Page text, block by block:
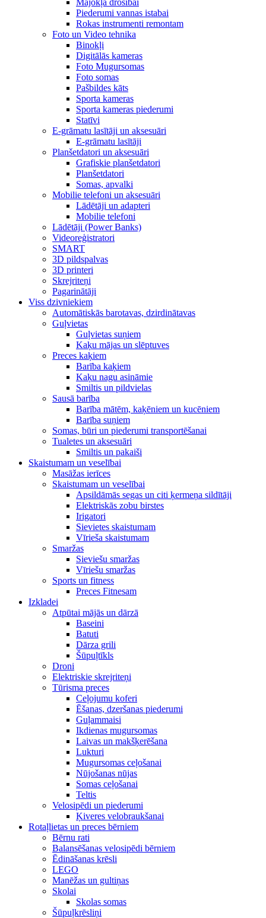
Mājokļa drošībai
Piederumi vannas istabai
Rokas instrumenti remontam
Foto un Video tehnika
Binokļi
Digitālās kameras
Foto Mugursomas
Foto somas
Pašbildes kāts
Sporta kameras
Sporta kameras piederumi
Statīvi
E-grāmatu lasītāji un aksesuāri
E-grāmatu lasītāji
Planšetdatori un aksesuāri
Grafiskie planšetdatori
Planšetdatori
Somas, apvalki
Mobilie telefoni un aksesuāri
Lādētāji un adapteri
Mobilie telefoni
Lādētāji (Power Banks)
Videoreģistratori
SMART
3D pildspalvas
3D printeri
Skrejriteņi
Pagarinātāji
Viss dzivniekiem
Automātiskās barotavas, dzirdinātavas
Guļvietas
Guļvietas suņiem
Kaķu mājas un slēptuves
Preces kaķiem
Barība kaķiem
Kaķu nagu asināmie
Smiltis un pildvielas
Sausā barība
Barība mātēm, kaķēniem un kucēniem
Barība suņiem
Somas, būri un piederumi transportēšanai
Tualetes un aksesuāri
Smiltis un pakaiši
Skaistumam un veselībai
Masāžas ierīces
Skaistumam un veselībai
Apsildāmās segas un citi ķermeņa sildītāji
Elektriskās zobu birstes
Irigatori
Sievietes skaistumam
Vīrieša skaistumam
Smaržas
Sieviešu smaržas
Vīriešu smaržas
Sports un fitness
Preces Fitnesam
Izkladei
Atpūtai mājās un dārzā
Baseini
Batuti
Dārza grili
Šūpuļtīkls
Droni
Elektriskie skrejriteņi
Tūrisma preces
Ceļojumu koferi
Ēšanas, dzeršanas piederumi
Guļammaisi
Ikdienas mugursomas
Laivas un makšķerēšana
Lukturi
Mugursomas ceļošanai
Nūjošanas nūjas
Somas ceļošanai
Teltis
Velosipēdi un piederumi
Ķiveres velobraukšanai
Rotaļlietas un preces bērniem
Bērnu rati
Balansēšanas velosipēdi bērniem
Ēdināšanas krēsli
LEGO
Manēžas un gultiņas
Skolai
Skolas somas
Šūpuļkrēsliņi